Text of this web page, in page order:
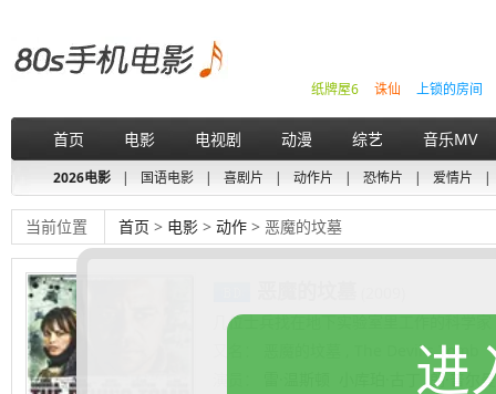
上锁的房间
诛仙
纸牌屋6
首页 电影 电视剧 动漫 综艺 音乐MV
2026电影 | 国语电影 | 喜剧片 | 动作片 | 恐怖片 | 爱情片 |
当前位置 首页 > 电影 > 动作 > 恶魔的坟墓
几位士兵找在地下实验室里工作的科学家
恶魔的坟墓 , The Devil's Tomb
朗·普尔曼
进